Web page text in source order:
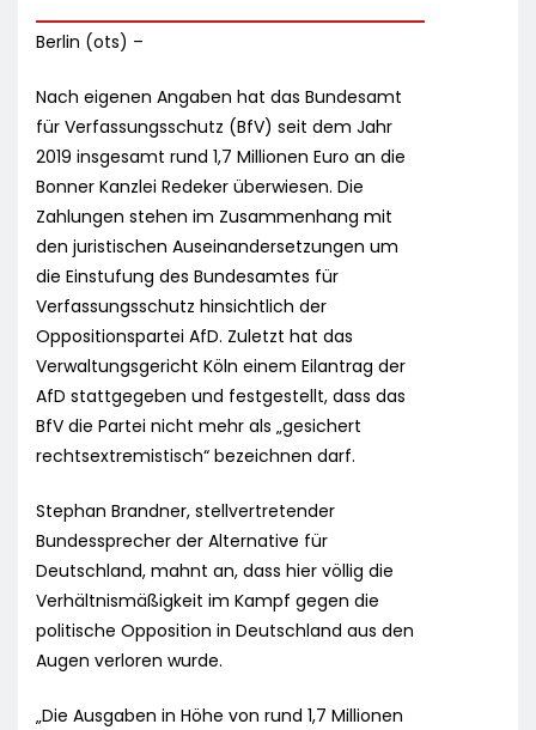
Berlin (ots) –
Nach eigenen Angaben hat das Bundesamt
für Verfassungsschutz (BfV) seit dem Jahr
2019 insgesamt rund 1,7 Millionen Euro an die
Bonner Kanzlei Redeker überwiesen. Die
Zahlungen stehen im Zusammenhang mit
den juristischen Auseinandersetzungen um
die Einstufung des Bundesamtes für
Verfassungsschutz hinsichtlich der
Oppositionspartei AfD. Zuletzt hat das
Verwaltungsgericht Köln einem Eilantrag der
AfD stattgegeben und festgestellt, dass das
BfV die Partei nicht mehr als „gesichert
rechtsextremistisch“ bezeichnen darf.
Stephan Brandner, stellvertretender
Bundessprecher der Alternative für
Deutschland, mahnt an, dass hier völlig die
Verhältnismäßigkeit im Kampf gegen die
politische Opposition in Deutschland aus den
Augen verloren wurde.
„Die Ausgaben in Höhe von rund 1,7 Millionen